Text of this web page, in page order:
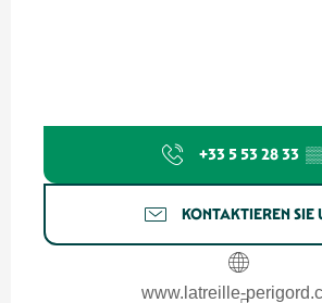
+33 5 53 28 33
KONTAKTIEREN SIE
www.latreille-